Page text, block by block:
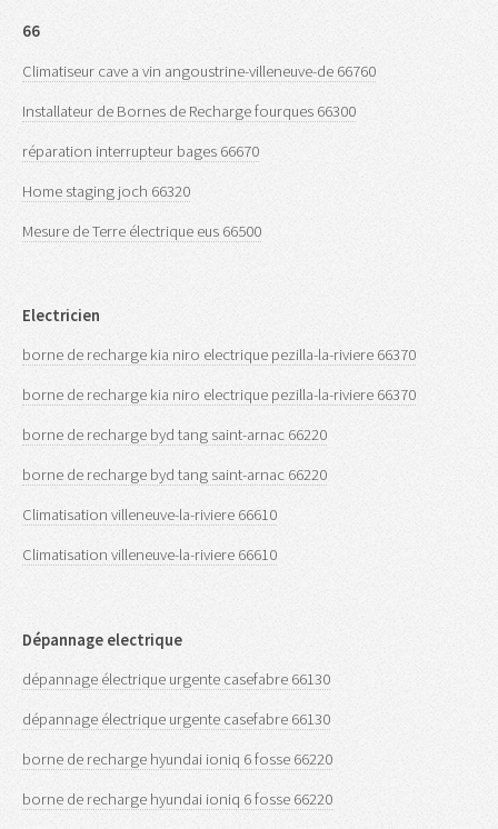
66
Climatiseur cave a vin angoustrine-villeneuve-de 66760
Installateur de Bornes de Recharge fourques 66300
réparation interrupteur bages 66670
Home staging joch 66320
Mesure de Terre électrique eus 66500
Electricien
borne de recharge kia niro electrique pezilla-la-riviere 66370
borne de recharge kia niro electrique pezilla-la-riviere 66370
borne de recharge byd tang saint-arnac 66220
borne de recharge byd tang saint-arnac 66220
Climatisation villeneuve-la-riviere 66610
Climatisation villeneuve-la-riviere 66610
Dépannage electrique
dépannage électrique urgente casefabre 66130
dépannage électrique urgente casefabre 66130
borne de recharge hyundai ioniq 6 fosse 66220
borne de recharge hyundai ioniq 6 fosse 66220